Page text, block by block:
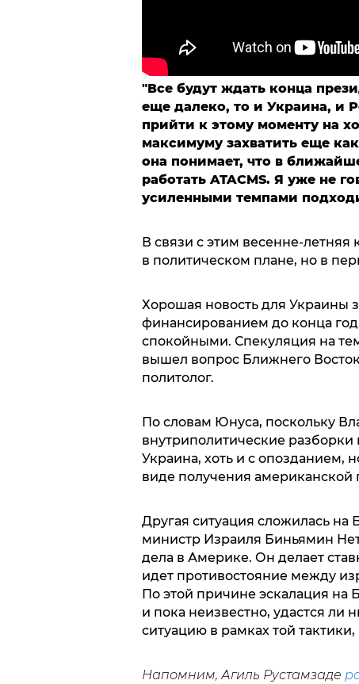
"Все будут ждать конца
еще далеко, то и Украина, и
прийти к этому моменту на
максимуму захватить еще
она понимает, что в
работать ATACMS. Я уже не
усиленными темпами
В связи с этим весенне-
в политическом плане, но в
Хорошая новость для Украины
финансированием до конца
спокойными. Спекуляция на
вышел вопрос Ближнего
политолог.
По словам Юнуса, поскольку
внутриполитические
Украина, хоть и с опозданием,
виде получения
Другая ситуация сложилась
министр Израиля Биньямин
дела в Америке. Он делает
идет противостояние между
По этой причине эскалация на
и пока неизвестно, удастся
ситуацию в рамках той
Напомним, Агиль Рустамзаде